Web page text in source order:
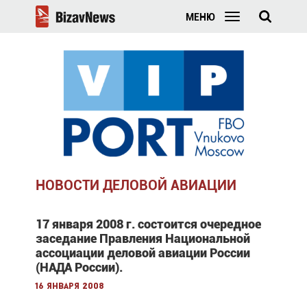
МЕНЮ
НОВОСТИ ДЕЛОВОЙ АВИАЦИИ
17 января 2008 г. состоится очередное
заседание Правления Национальной
ассоциации деловой авиации России
(НАДА России).
16 января 2008